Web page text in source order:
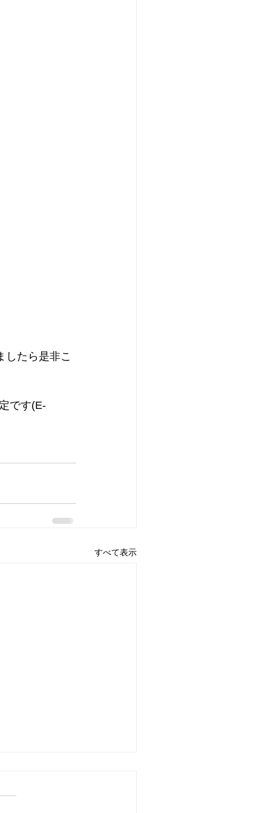
したら是非こ
です(E-
すべて表示